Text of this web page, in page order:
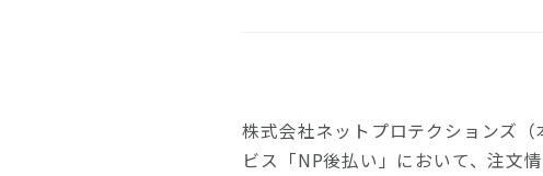
株式会社ネットプロテクションズ
ビス「NP後払い」において、注文